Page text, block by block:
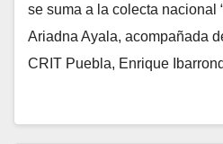
se suma a la colecta nacional
Ariadna Ayala, acompañada
CRIT Puebla, Enrique